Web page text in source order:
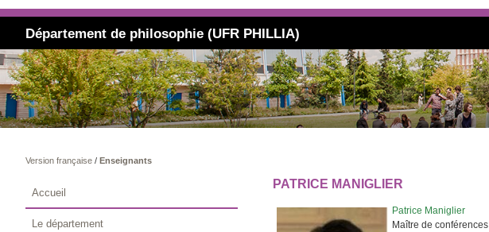
Département de philosophie (UFR PHILLIA)
Version française/ Enseignants
PATRICE MANIGLIER
Patrice Maniglier
Maître de conférences
Accueil
Le département